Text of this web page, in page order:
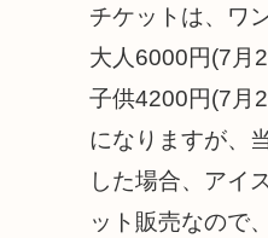
チケットは、ワ
大人6000円(7月
子供4200円(7月
になりますが、
した場合、アイ
ット販売なので